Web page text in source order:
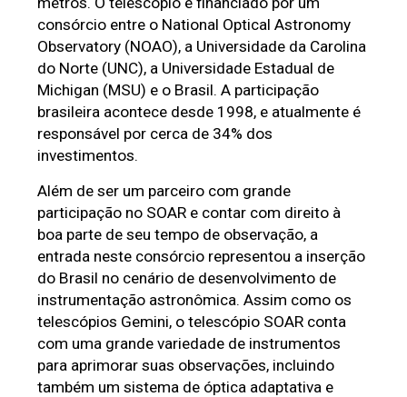
consórcio entre o National Optical Astronomy
Observatory (NOAO), a Universidade da Carolina
do Norte (UNC), a Universidade Estadual de
Michigan (MSU) e o Brasil. A participação
brasileira acontece desde 1998, e atualmente é
responsável por cerca de 34% dos
investimentos.
Além de ser um parceiro com grande
participação no SOAR e contar com direito à
boa parte de seu tempo de observação, a
entrada neste consórcio representou a inserção
do Brasil no cenário de desenvolvimento de
instrumentação astronômica. Assim como os
telescópios Gemini, o telescópio SOAR conta
com uma grande variedade de instrumentos
para aprimorar suas observações, incluindo
também um sistema de óptica adaptativa e